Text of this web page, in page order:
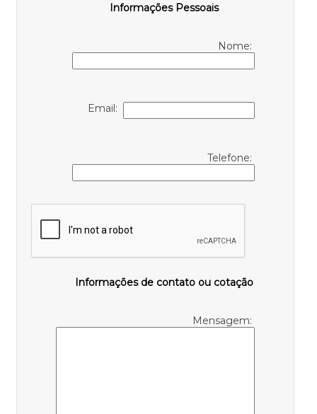
Informações Pessoais
Nome:
Email:
Telefone:
Informações de contato ou cotação
Mensagem: